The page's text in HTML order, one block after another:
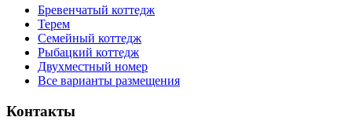
Бревенчатый коттедж
Терем
Семейный коттедж
Рыбацкий коттедж
Двухместный номер
Все варианты размещения
Контакты